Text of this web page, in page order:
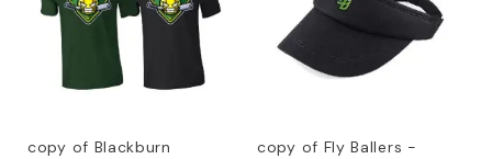
copy of Blackburn
copy of Fly Ballers -